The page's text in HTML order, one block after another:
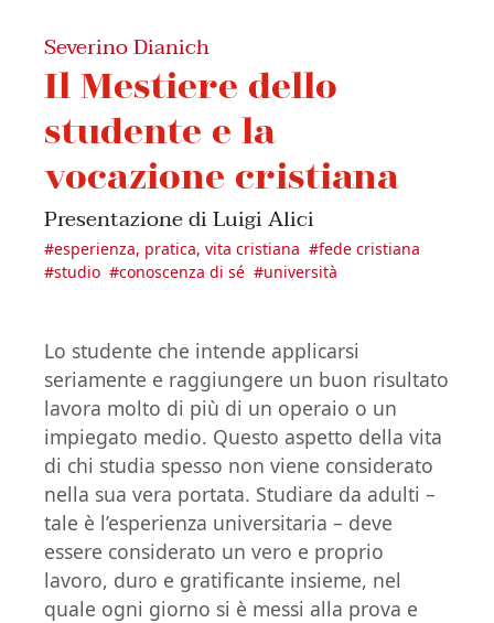
Severino Dianich
Il Mestiere dello
studente e la
vocazione cristiana
Presentazione di Luigi Alici
#esperienza, pratica, vita cristiana #fede cristiana
#studio #conoscenza di sé #università
Lo studente che intende applicarsi
seriamente e raggiungere un buon risultato
lavora molto di più di un operaio o un
impiegato medio. Questo aspetto della vita
di chi studia spesso non viene considerato
nella sua vera portata. Studiare da adulti –
tale è l’esperienza universitaria – deve
essere considerato un vero e proprio
lavoro, duro e gratificante insieme, nel
quale ogni giorno si è messi alla prova e